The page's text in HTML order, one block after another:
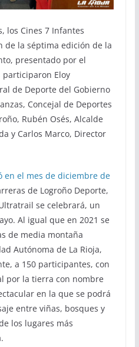
los Cines 7 Infantes
de la séptima edición de la
presentado por el
participaron Eloy
de Deporte del Gobierno
Concejal de Deportes
Rubén Osés, Alcalde
y Carlos Marco, Director
en el mes de diciembre de
de Logroño Deporte,
se celebrará, un
Al igual que en 2021 se
de media montaña
Autónoma de La Rioja,
a 150 participantes, con
por la tierra con nombre
en la que se podrá
entre viñas, bosques y
los lugares más